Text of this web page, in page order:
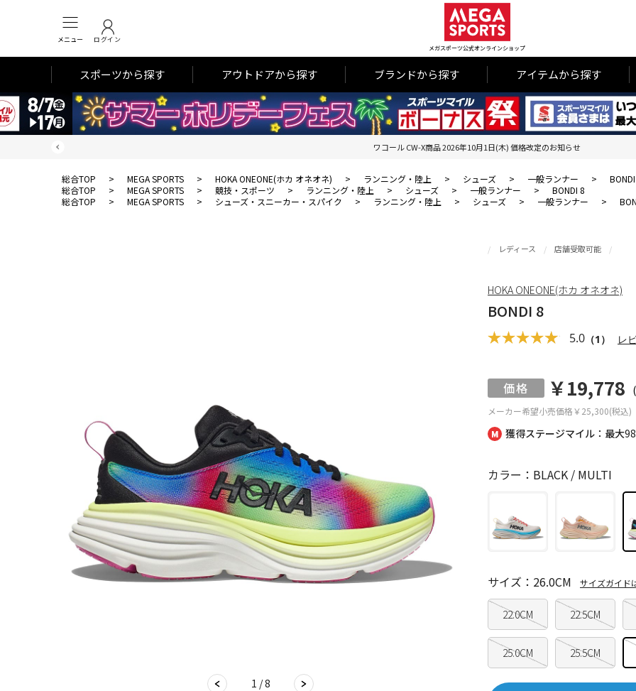
メニュー ログイン
メガスポーツ公式オンラインショップ
スポーツから探す アウトドアから探す ブランドから探す アイテムから探す
ワコール CW-X商品 2026年10月1日(木) 価格改定のお知らせ
総合TOP > MEGA SPORTS > HOKA ONEONE(ホカ オネオネ) > ランニング・陸上 > シューズ > 一般ランナー >
総合TOP
> MEGA SPORTS > 競技・スポーツ > ランニング・陸上 > シューズ > 一般ランナー >
BONDI 8
総合TOP
> MEGA SPORTS > シューズ・スニーカー・スパイク > ランニング・陸上 > シューズ > 一般ランナー >
1 / 8
獲得ステージマイル：最大
レディース 店舗受取可能
BONDI 8
5.0 （1） レ
メーカー希望小売価格￥25,300(税込)
￥19,778
カラー：BLACK / MULTI
22.0CM 22.5CM
25.0CM 25.5CM
サイズ：26.0CM サイズガイド
HOKA ONEONE(ホカ オネオネ)